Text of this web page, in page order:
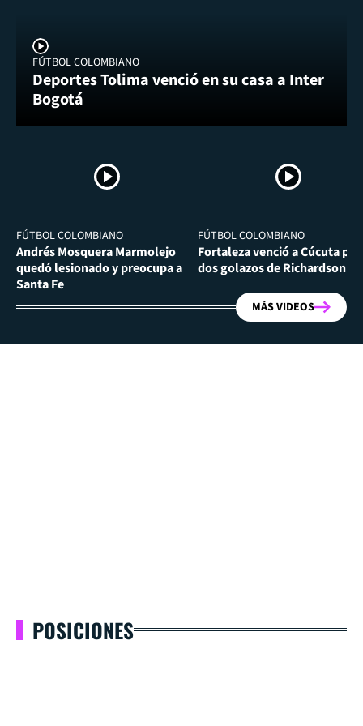
FÚTBOL COLOMBIANO
Deportes Tolima venció en su casa a Inter
Bogotá
FÚTBOL COLOMBIANO
Andrés Mosquera Marmolejo
quedó lesionado y preocupa a
Santa Fe
FÚTBOL COLOMBIANO
Fortaleza venció a Cúcuta por
dos golazos de Richardson
MÁS VIDEOS
POSICIONES